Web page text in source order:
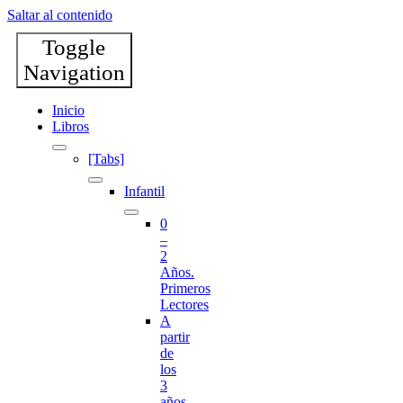
Saltar al contenido
Toggle
Navigation
Inicio
Libros
[Tabs]
Infantil
0
–
2
Años.
Primeros
Lectores
A
partir
de
los
3